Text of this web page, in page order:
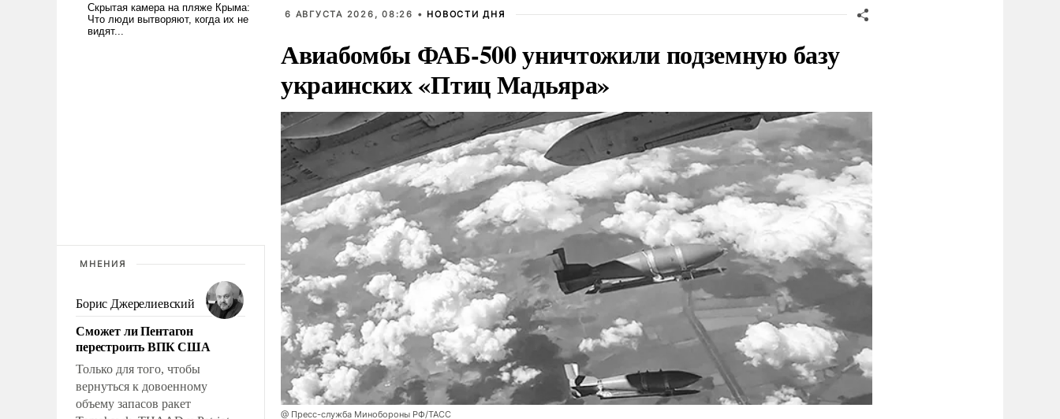
МНЕНИЯ
Борис Джерелиевский
Сможет ли Пентагон
перестроить ВПК США
Только для того, чтобы
вернуться к довоенному
объему запасов ракет
6 АВГУСТА 2026, 08:26 • НОВОСТИ ДНЯ
Авиабомбы ФАБ-500 уничтожили подземную базу
украинских «Птиц Мадьяра»
@ Пресс-служба Минобороны РФ/ТАСС